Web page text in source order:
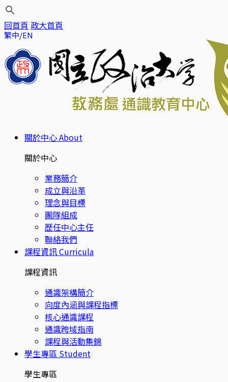
回首頁 政大首頁
繁中 EN
關於中心About
關於中心
業務簡介
成立與沿革
理念與目標
團隊組成
歷任中心主任
聯絡我們
課程資訊Curricula
課程資訊
通識架構簡介
向度內涵與課程指標
核心通識課程
通識跨域指南
課程與活動集錦
學生專區 Student
學生專區